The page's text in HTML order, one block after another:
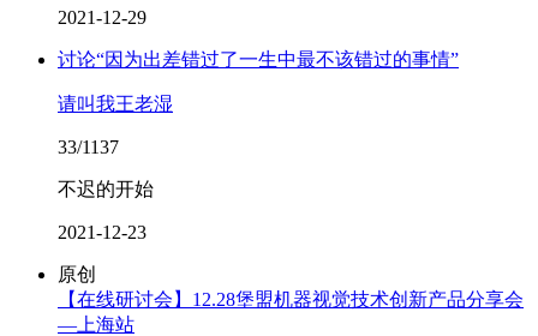
2021-12-29
讨论“因为出差错过了一生中最不该错过的事情”
请叫我王老湿
33/1137
不迟的开始
2021-12-23
原创
【在线研讨会】12.28堡盟机器视觉技术创新产品分享会
—上海站